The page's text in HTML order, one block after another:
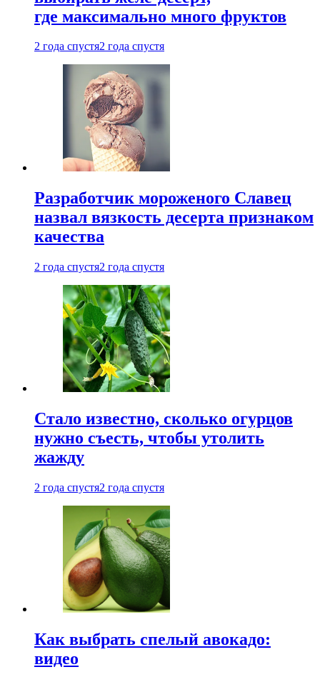
где максимально много фруктов
2 года спустя2 года спустя
Разработчик мороженого Славец
назвал вязкость десерта признаком
качества
2 года спустя2 года спустя
Стало известно, сколько огурцов
нужно съесть, чтобы утолить
жажду
2 года спустя2 года спустя
Как выбрать спелый авокадо:
видео